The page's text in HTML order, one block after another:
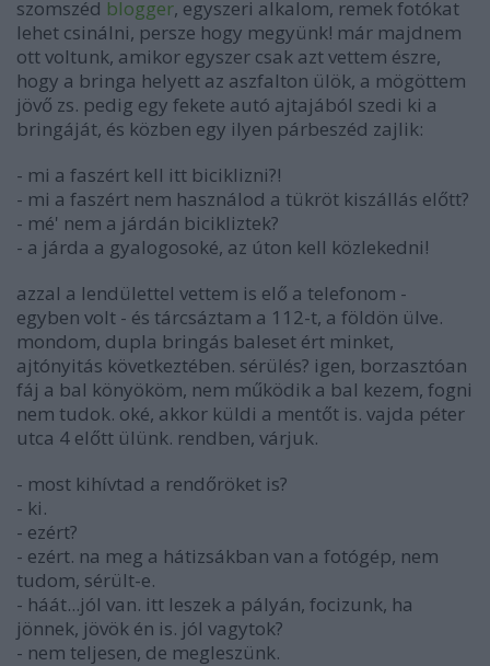
szomszéd blogger, egyszeri alkalom, remek fotókat
lehet csinálni, persze hogy megyünk! már majdnem
ott voltunk, amikor egyszer csak azt vettem észre,
hogy a bringa helyett az aszfalton ülök, a mögöttem
jövő zs. pedig egy fekete autó ajtajából szedi ki a
bringáját, és közben egy ilyen párbeszéd zajlik:
- mi a faszért kell itt biciklizni?!
- mi a faszért nem használod a tükröt kiszállás előtt?
- mé' nem a járdán bicikliztek?
- a járda a gyalogosoké, az úton kell közlekedni!
azzal a lendülettel vettem is elő a telefonom -
egyben volt - és tárcsáztam a 112-t, a földön ülve.
mondom, dupla bringás baleset ért minket,
ajtónyitás következtében. sérülés? igen, borzasztóan
fáj a bal könyököm, nem működik a bal kezem, fogni
nem tudok. oké, akkor küldi a mentőt is. vajda péter
utca 4 előtt ülünk. rendben, várjuk.
- most kihívtad a rendőröket is?
- ki.
- ezért?
- ezért. na meg a hátizsákban van a fotógép, nem
tudom, sérült-e.
- háát...jól van. itt leszek a pályán, focizunk, ha
jönnek, jövök én is. jól vagytok?
- nem teljesen, de megleszünk.